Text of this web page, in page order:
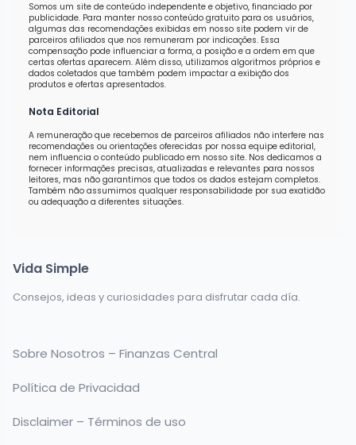
Somos um site de conteúdo independente e objetivo, financiado por
publicidade. Para manter nosso conteúdo gratuito para os usuários,
algumas das recomendações exibidas em nosso site podem vir de
parceiros afiliados que nos remuneram por indicações. Essa
compensação pode influenciar a forma, a posição e a ordem em que
certas ofertas aparecem. Além disso, utilizamos algoritmos próprios e
dados coletados que também podem impactar a exibição dos
produtos e ofertas apresentados.
Nota Editorial
A remuneração que recebemos de parceiros afiliados não interfere nas
recomendações ou orientações oferecidas por nossa equipe editorial,
nem influencia o conteúdo publicado em nosso site. Nos dedicamos a
fornecer informações precisas, atualizadas e relevantes para nossos
leitores, mas não garantimos que todos os dados estejam completos.
Também não assumimos qualquer responsabilidade por sua exatidão
ou adequação a diferentes situações.
Vida Simple
Consejos, ideas y curiosidades para disfrutar cada día.
Sobre Nosotros – Finanzas Central
Política de Privacidad
Disclaimer – Términos de uso